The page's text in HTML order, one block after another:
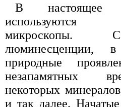
В настоящее
используются
микроскопы.
люминесценции,
природные
незапамятных
некоторых
и так далее.